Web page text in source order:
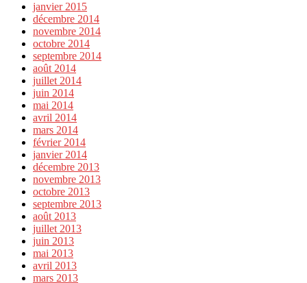
janvier 2015
décembre 2014
novembre 2014
octobre 2014
septembre 2014
août 2014
juillet 2014
juin 2014
mai 2014
avril 2014
mars 2014
février 2014
janvier 2014
décembre 2013
novembre 2013
octobre 2013
septembre 2013
août 2013
juillet 2013
juin 2013
mai 2013
avril 2013
mars 2013